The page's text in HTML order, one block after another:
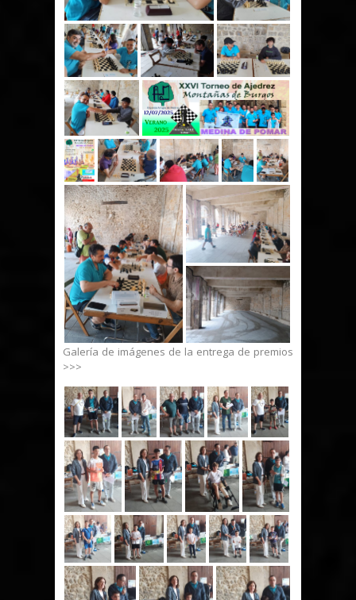
Galería de imágenes de la entrega de premios
>>>